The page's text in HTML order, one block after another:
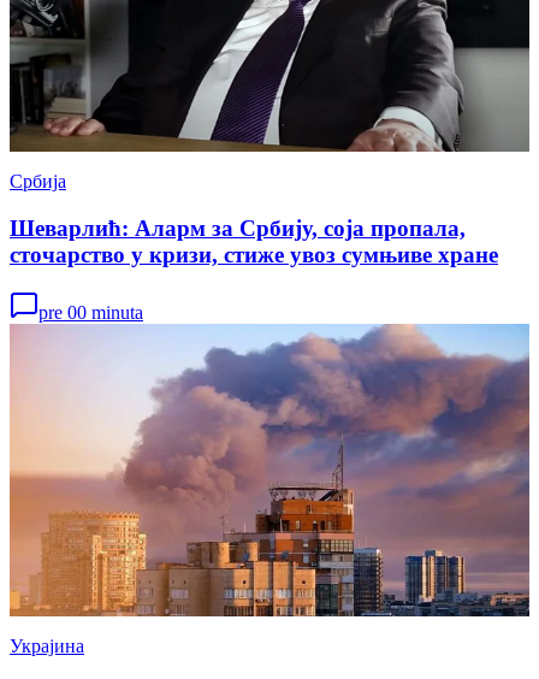
Србија
Шеварлић: Аларм за Србију, соја пропала,
сточарство у кризи, стиже увоз сумњиве хране
pre 00 minuta
Украјина